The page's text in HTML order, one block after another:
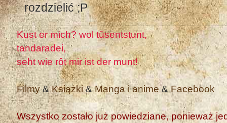
rozdzielić ;P
Kust er mich? wol tûsentstunt,
tandaradei,
seht wie rôt mir ist der munt!
Filmy&Książki&Manga i anime&Facebook
Wszystko zostało już powiedziane, ponieważ